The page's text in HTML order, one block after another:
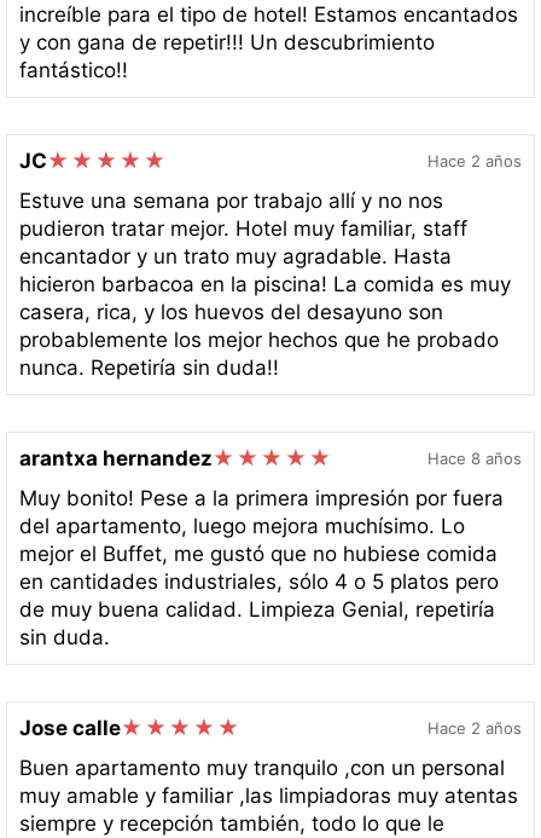
increíble para el tipo de hotel! Estamos encantados
y con gana de repetir!!! Un descubrimiento
fantástico!!
JC Hace 2 años
Estuve una semana por trabajo allí y no nos
pudieron tratar mejor. Hotel muy familiar, staff
encantador y un trato muy agradable. Hasta
hicieron barbacoa en la piscina! La comida es muy
casera, rica, y los huevos del desayuno son
probablemente los mejor hechos que he probado
nunca. Repetiría sin duda!!
arantxa hernandez Hace 8 años
Muy bonito! Pese a la primera impresión por fuera
del apartamento, luego mejora muchísimo. Lo
mejor el Buffet, me gustó que no hubiese comida
en cantidades industriales, sólo 4 o 5 platos pero
de muy buena calidad. Limpieza Genial, repetiría
sin duda.
Jose calle Hace 2 años
Buen apartamento muy tranquilo ,con un personal
muy amable y familiar ,las limpiadoras muy atentas
siempre y recepción también, todo lo que le